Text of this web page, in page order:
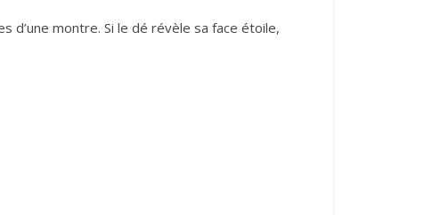
d’une montre. Si le dé révèle sa face étoile,